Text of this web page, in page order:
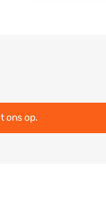
ons op.